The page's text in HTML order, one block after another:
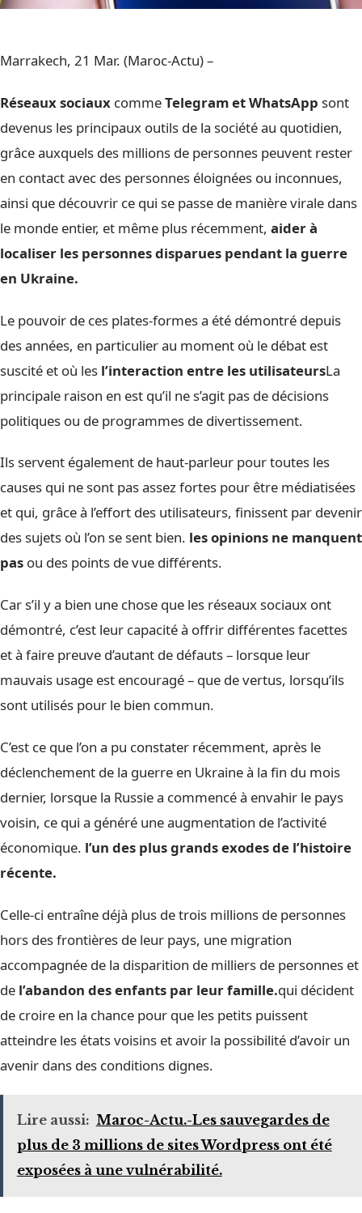
Marrakech, 21 Mar. (Maroc-Actu) –
Réseaux sociaux commeTelegram et WhatsApp sont
devenus les principaux outils de la société au quotidien,
grâce auxquels des millions de personnes peuvent rester
en contact avec des personnes éloignées ou inconnues,
ainsi que découvrir ce qui se passe de manière virale dans
le monde entier, et même plus récemment, aider à
localiser les personnes disparues pendant la guerre
en Ukraine.
Le pouvoir de ces plates-formes a été démontré depuis
des années, en particulier au moment où le débat est
suscité et où les l’interaction entre les utilisateursLa
principale raison en est qu’il ne s’agit pas de décisions
politiques ou de programmes de divertissement.
Ils servent également de haut-parleur pour toutes les
causes qui ne sont pas assez fortes pour être médiatisées
et qui, grâce à l’effort des utilisateurs, finissent par devenir
des sujets où l’on se sent bien. les opinions ne manquent
pas ou des points de vue différents.
Car s’il y a bien une chose que les réseaux sociaux ont
démontré, c’est leur capacité à offrir différentes facettes
et à faire preuve d’autant de défauts – lorsque leur
mauvais usage est encouragé – que de vertus, lorsqu’ils
sont utilisés pour le bien commun.
C’est ce que l’on a pu constater récemment, après le
déclenchement de la guerre en Ukraine à la fin du mois
dernier, lorsque la Russie a commencé à envahir le pays
voisin, ce qui a généré une augmentation de l’activité
économique. l’un des plus grands exodes de l’histoire
récente.
Celle-ci entraîne déjà plus de trois millions de personnes
hors des frontières de leur pays, une migration
accompagnée de la disparition de milliers de personnes et
de l’abandon des enfants par leur famille.qui décident
de croire en la chance pour que les petits puissent
atteindre les états voisins et avoir la possibilité d’avoir un
avenir dans des conditions dignes.
Lire aussi: Maroc-Actu.-Les sauvegardes de
plus de 3 millions de sites Wordpress ont été
exposées à une vulnérabilité.